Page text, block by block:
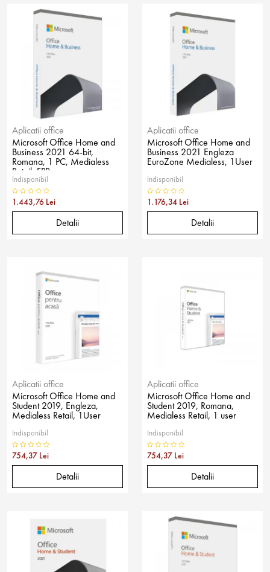
Aplicatii office
Microsoft Office Home and
Business 2021 64-bit,
Romana, 1 PC, Medialess
Retail, FPP
Indisponibil
1.443,76 Lei
Detalii
Aplicatii office
Microsoft Office Home and
Business 2021 Engleza
EuroZone Medialess, 1User
Indisponibil
1.176,34 Lei
Detalii
Aplicatii office
Microsoft Office Home and
Student 2019, Engleza,
Medialess Retail, 1User
Indisponibil
754,37 Lei
Detalii
Aplicatii office
Microsoft Office Home and
Student 2019, Romana,
Medialess Retail, 1 user
Indisponibil
754,37 Lei
Detalii